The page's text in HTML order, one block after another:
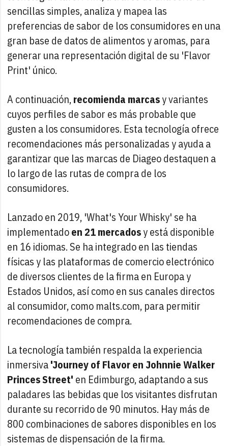
sencillas simples, analiza y mapea las
preferencias de sabor de los consumidores en una
gran base de datos de alimentos y aromas, para
generar una representación digital de su 'Flavor
Print' único.
A continuación,recomienda marcasy variantes
cuyos perfiles de sabor es más probable que
gusten a los consumidores. Esta tecnología ofrece
recomendaciones más personalizadas y ayuda a
garantizar que las marcas de Diageo destaquen a
lo largo de las rutas de compra de los
consumidores.
Lanzado en 2019, 'What's Your Whisky' se ha
implementadoen 21 mercadosy está disponible
en 16 idiomas. Se ha integrado en las tiendas
físicas y las plataformas de comercio electrónico
de diversos clientes de la firma en Europa y
Estados Unidos, así como en sus canales directos
al consumidor, como malts.com, para permitir
recomendaciones de compra.
La tecnología también respalda la experiencia
inmersiva'Journey of Flavor en Johnnie Walker
Princes Street' en Edimburgo, adaptando a sus
paladares las bebidas que los visitantes disfrutan
durante su recorrido de 90 minutos. Hay más de
800 combinaciones de sabores disponibles en los
sistemas de dispensación de la firma.